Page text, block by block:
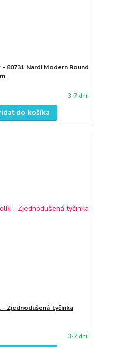
80731 Nardi Modern Round
3-7 dní
do košíka
Zjednodušená tyčinka
3-7 dní